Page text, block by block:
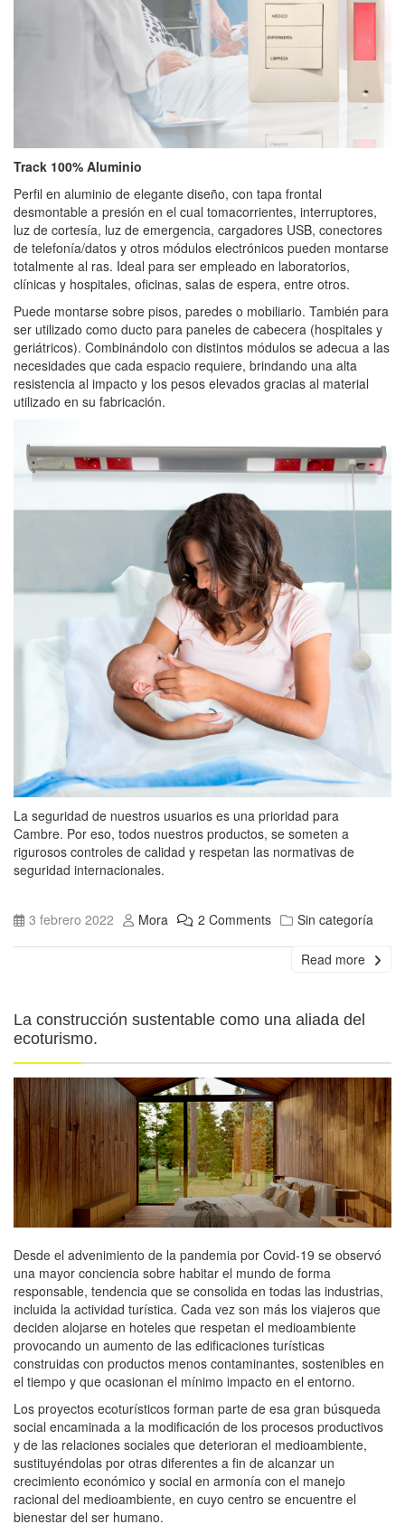
Track 100% Aluminio
Perfil en aluminio de elegante diseño, con tapa frontal
desmontable a presión en el cual tomacorrientes, interruptores,
luz de cortesía, luz de emergencia, cargadores USB, conectores
de telefonía/datos y otros módulos electrónicos pueden montarse
totalmente al ras. Ideal para ser empleado en laboratorios,
clínicas y hospitales, oficinas, salas de espera, entre otros.
Puede montarse sobre pisos, paredes o mobiliario. También para
ser utilizado como ducto para paneles de cabecera (hospitales y
geriátricos). Combinándolo con distintos módulos se adecua a las
necesidades que cada espacio requiere, brindando una alta
resistencia al impacto y los pesos elevados gracias al material
utilizado en su fabricación.
La seguridad de nuestros usuarios es una prioridad para
Cambre. Por eso, todos nuestros productos, se someten a
rigurosos controles de calidad y respetan las normativas de
seguridad internacionales.
3 febrero 2022 Mora 2 Comments Sin categoría
Read more
La construcción sustentable como una aliada del
ecoturismo.
Desde el advenimiento de la pandemia por Covid-19 se observó
una mayor conciencia sobre habitar el mundo de forma
responsable, tendencia que se consolida en todas las industrias,
incluida la actividad turística. Cada vez son más los viajeros que
deciden alojarse en hoteles que respetan el medioambiente
provocando un aumento de las edificaciones turísticas
construidas con productos menos contaminantes, sostenibles en
el tiempo y que ocasionan el mínimo impacto en el entorno.
Los proyectos ecoturísticos forman parte de esa gran búsqueda
social encaminada a la modificación de los procesos productivos
y de las relaciones sociales que deterioran el medioambiente,
sustituyéndolas por otras diferentes a fin de alcanzar un
crecimiento económico y social en armonía con el manejo
racional del medioambiente, en cuyo centro se encuentre el
bienestar del ser humano.